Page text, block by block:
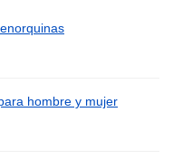
hombre y mujer